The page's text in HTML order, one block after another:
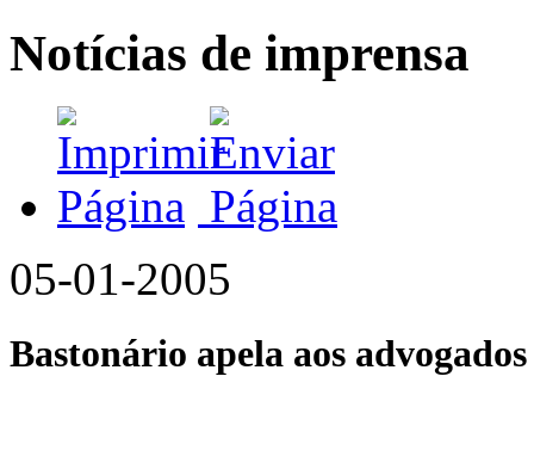
Notícias de imprensa
05-01-2005
Bastonário apela aos